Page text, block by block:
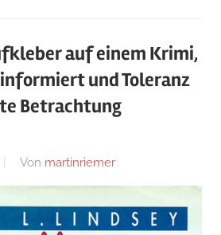
auf einem Krimi,
und Toleranz
Betrachtung
Von martinriemer
Uncategorized